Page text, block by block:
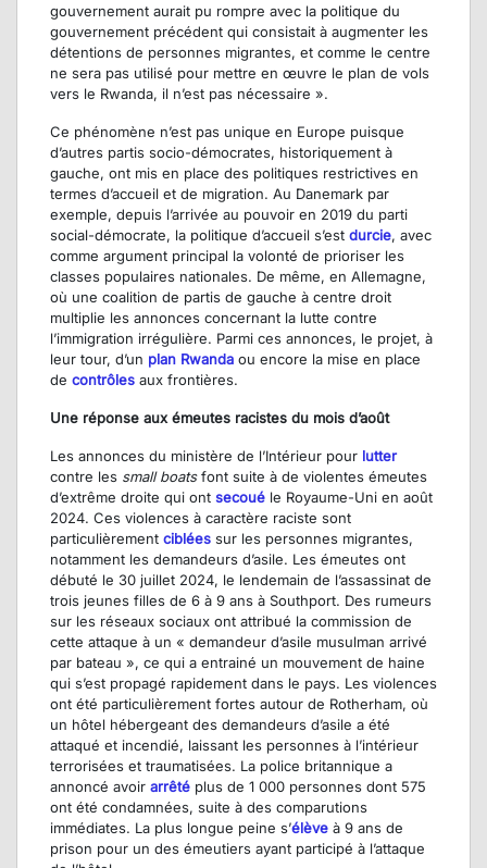
gouvernement aurait pu rompre avec la politique du
gouvernement précédent qui consistait à augmenter les
détentions de personnes migrantes, et comme le centre
ne sera pas utilisé pour mettre en œuvre le plan de vols
vers le Rwanda, il n’est pas nécessaire ».
Ce phénomène n’est pas unique en Europe puisque
d’autres partis socio-démocrates, historiquement à
gauche, ont mis en place des politiques restrictives en
termes d’accueil et de migration. Au Danemark par
exemple, depuis l’arrivée au pouvoir en 2019 du parti
social-démocrate, la politique d’accueil s’est durcie, avec
comme argument principal la volonté de prioriser les
classes populaires nationales. De même, en Allemagne,
où une coalition de partis de gauche à centre droit
multiplie les annonces concernant la lutte contre
l’immigration irrégulière. Parmi ces annonces, le projet, à
leur tour, d’un plan Rwanda ou encore la mise en place
de contrôles aux frontières.
Une réponse aux émeutes racistes du mois d’août
Les annonces du ministère de l’Intérieur pour lutter
contre les small boatsfont suite à de violentes émeutes
d’extrême droite qui ont secoué le Royaume-Uni en août
2024. Ces violences à caractère raciste sont
particulièrement ciblées sur les personnes migrantes,
notamment les demandeurs d’asile. Les émeutes ont
débuté le 30 juillet 2024, le lendemain de l’assassinat de
trois jeunes filles de 6 à 9 ans à Southport. Des rumeurs
sur les réseaux sociaux ont attribué la commission de
cette attaque à un « demandeur d’asile musulman arrivé
par bateau », ce qui a entrainé un mouvement de haine
qui s’est propagé rapidement dans le pays. Les violences
ont été particulièrement fortes autour de Rotherham, où
un hôtel hébergeant des demandeurs d’asile a été
attaqué et incendié, laissant les personnes à l’intérieur
terrorisées et traumatisées. La police britannique a
annoncé avoir arrêté plus de 1 000 personnes dont 575
ont été condamnées, suite à des comparutions
immédiates. La plus longue peine s’élève à 9 ans de
prison pour un des émeutiers ayant participé à l’attaque